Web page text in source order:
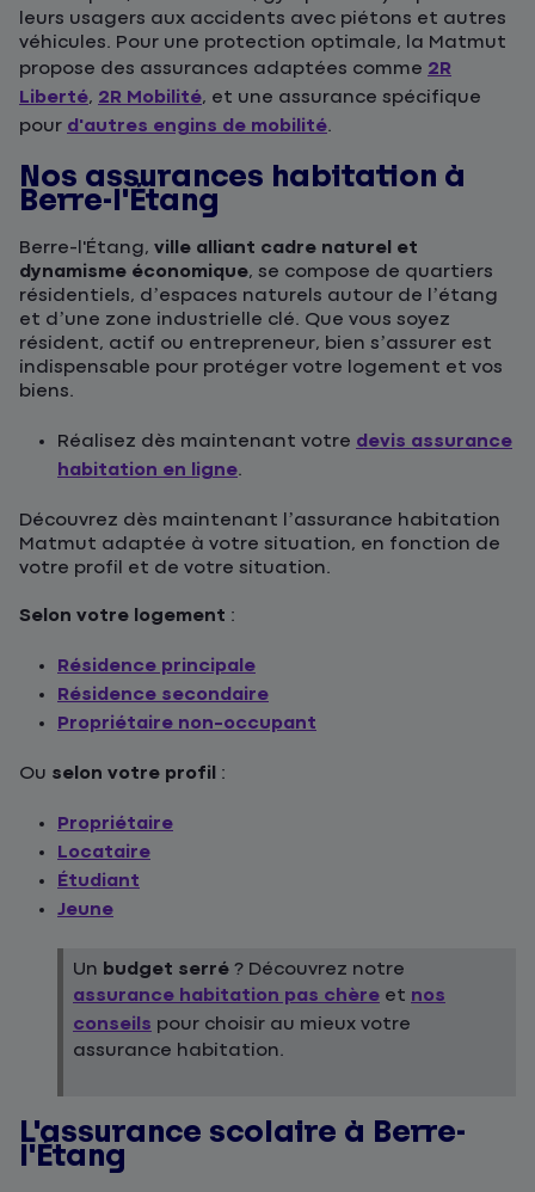
leurs usagers aux accidents avec piétons et autres
véhicules. Pour une protection optimale, la Matmut
propose des assurances adaptées comme 2R
Liberté, 2R Mobilité, et une assurance spécifique
pour d'autres engins de mobilité.
Nos assurances habitation à
Berre-l'Étang
Berre-l'Étang, ville alliant cadre naturel et
dynamisme économique, se compose de quartiers
résidentiels, d’espaces naturels autour de l’étang
et d’une zone industrielle clé. Que vous soyez
résident, actif ou entrepreneur, bien s’assurer est
indispensable pour protéger votre logement et vos
biens.
Réalisez dès maintenant votre devis assurance
habitation en ligne.
Découvrez dès maintenant l’assurance habitation
Matmut adaptée à votre situation, en fonction de
votre profil et de votre situation.
Selon votre logement :
Résidence principale
Résidence secondaire
Propriétaire non-occupant
Ou selon votre profil :
Propriétaire
Locataire
Étudiant
Jeune
Un budget serré ? Découvrez notre
assurance habitation pas chère et nos
conseils pour choisir au mieux votre
assurance habitation.
L'assurance scolaire à Berre-
l'Étang